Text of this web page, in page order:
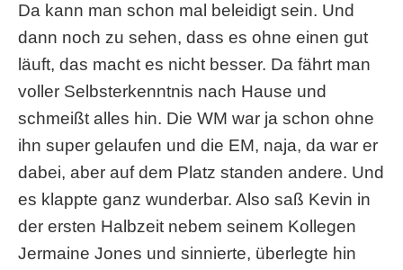
Da kann man schon mal beleidigt sein. Und
dann noch zu sehen, dass es ohne einen gut
läuft, das macht es nicht besser. Da fährt man
voller Selbsterkenntnis nach Hause und
schmeißt alles hin. Die WM war ja schon ohne
ihn super gelaufen und die EM, naja, da war er
dabei, aber auf dem Platz standen andere. Und
es klappte ganz wunderbar. Also saß Kevin in
der ersten Halbzeit nebem seinem Kollegen
Jermaine Jones und sinnierte, überlegte hin